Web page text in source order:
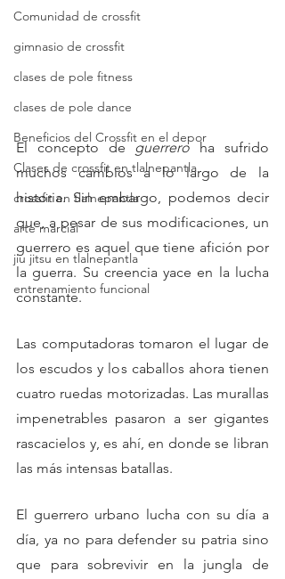
Comunidad de crossfit
gimnasio de crossfit
clases de pole fitness
clases de pole dance
Beneficios del Crossfit en el depor
Clases de crossfit en tlalnepantla
crossfit en tlalnepantla
arte marcial
jiu jitsu en tlalnepantla
entrenamiento funcional
El concepto de guerrero ha sufrido
muchos cambios a lo largo de la
historia. Sin embargo, podemos decir
que, a pesar de sus modificaciones, un
guerrero es aquel que tiene afición por
la guerra. Su creencia yace en la lucha
constante.
Las computadoras tomaron el lugar de
los escudos y los caballos ahora tienen
cuatro ruedas motorizadas. Las murallas
impenetrables pasaron a ser gigantes
rascacielos y, es ahí, en donde se libran
las más intensas batallas.
El guerrero urbano lucha con su día a
día, ya no para defender su patria sino
que para sobrevivir en la jungla de